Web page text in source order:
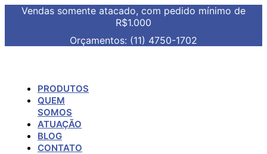
Vendas somente atacado, com pedido mínimo de
R$1.000
Orçamentos: (11) 4750-1702
PRODUTOS
QUEM
SOMOS
ATUAÇÃO
BLOG
CONTATO